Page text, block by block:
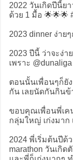
2022 วันเกิดปีนี้ย
ด้วย 1 มื้อ 🌟🌟🌟
2023 dinner ง่าย
2023 ปีนี้ ว่าจะง่
เพราะ
ตอนนั้นเพื่อนๆก็ยั
กัน เลยนัดกันกินข้
ขอบคุณเพื่อนพี่เค
กลุ่มใหญ่ เก่งมาก
2024 พี่เริ่มต้นปีด้
marathon วันเกิ